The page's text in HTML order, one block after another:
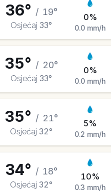
36° / 19°
Osjećaj 33°
0%
0.0mm/h
35° / 20°
Osjećaj 33°
0%
0.0mm/h
35° / 21°
Osjećaj 32°
5%
0.2 mm/h
34° / 18°
Osjećaj 32°
10%
0.3 mm/h